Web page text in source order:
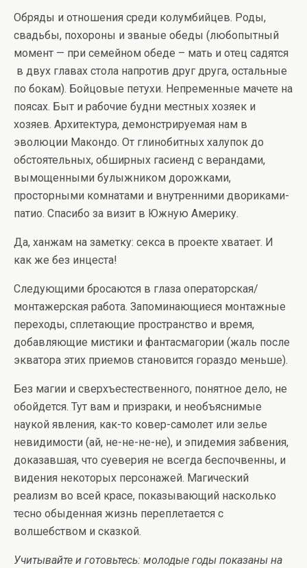
Обряды и отношения среди колумбийцев. Роды,
свадьбы, похороны и званые обеды (любопытный
момент — при семейном обеде – мать и отец садятся
в двух главах стола напротив друг друга, остальные
по бокам). Бойцовые петухи. Непременные мачете на
поясах. Быт и рабочие будни местных хозяек и
хозяев. Архитектура, демонстрируемая нам в
эволюции Макондо. От глинобитных халупок до
обстоятельных, обширных гасиенд с верандами,
вымощенными булыжником дорожками,
просторными комнатами и внутренними двориками-
патио. Спасибо за визит в Южную Америку.
Да, ханжам на заметку: секса в проекте хватает. И
как же без инцеста!
Следующими бросаются в глаза операторская/
монтажерская работа. Запоминающиеся монтажные
переходы, сплетающие пространство и время,
добавляющие мистики и фантасмагории (жаль после
экватора этих приемов становится гораздо меньше).
Без магии и сверхъестественного, понятное дело, не
обойдется. Тут вам и призраки, и необъяснимые
наукой явления, как-то ковер-самолет или зелье
невидимости (ай, не-не-не-не), и эпидемия забвения,
доказавшая, что суеверия не всегда беспочвенны, и
видения некоторых персонажей. Магический
реализм во всей красе, показывающий насколько
тесно обыденная жизнь переплетается с
волшебством и сказкой.
Учитывайте и готовьтесь: молодые годы показаны на